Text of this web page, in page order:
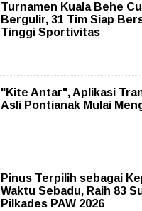
Turnamen Kuala Behe
Bergulir, 31 Tim Siap
Tinggi Sportivitas
"Kite Antar", Aplikasi
Asli Pontianak Mulai
Pinus Terpilih sebagai
Waktu Sebadu, Raih 83
Pilkades PAW 2026